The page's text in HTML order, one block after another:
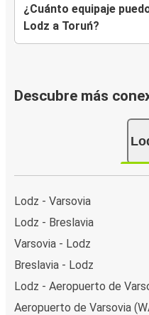
¿Cuánto equipaje
Lodz a Toruń?
Descubre más
Lodz - Varsovia
Lodz - Breslavia
Varsovia - Lodz
Breslavia - Lodz
Lodz - Aeropuerto de
Aeropuerto de Varsovia